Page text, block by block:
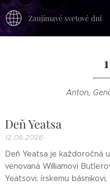
Zaujímavé svetové dni
Anton,
Deň Yeatsa
12.06.2026
Deň Yeatsa je každoročná
venovaná Williamovi
Yeatsovi, írskemu básnikovi,